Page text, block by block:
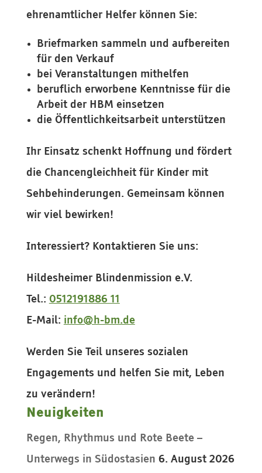
ehrenamtlicher Helfer können Sie:
Briefmarken sammeln und aufbereiten
für den Verkauf
bei Veranstaltungen mithelfen
beruflich erworbene Kenntnisse für die
Arbeit der HBM einsetzen
die Öffentlichkeitsarbeit unterstützen
Ihr Einsatz schenkt Hoffnung und fördert
die Chancengleichheit für Kinder mit
Sehbehinderungen. Gemeinsam können
wir viel bewirken!
Interessiert? Kontaktieren Sie uns:
Hildesheimer Blindenmission e.V.
Tel.: 0512191886 11
E-Mail: info@h-bm.de
Werden Sie Teil unseres sozialen
Engagements und helfen Sie mit, Leben
zu verändern!
Neuigkeiten
Regen, Rhythmus und Rote Beete –
Unterwegs in Südostasien 6. August 2026